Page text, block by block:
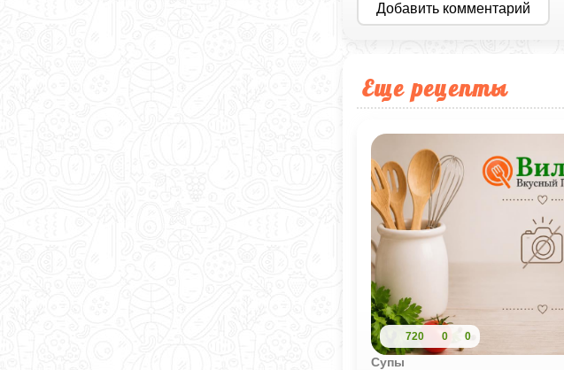
Добавить комментарий
Еще рецепты
720 0 0
Супы